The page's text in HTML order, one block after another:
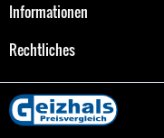
Informationen
Rechtliches